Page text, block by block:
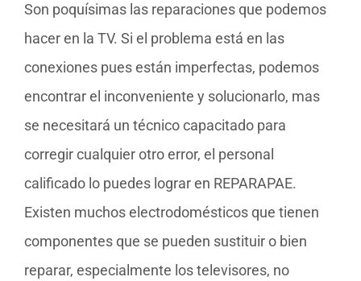
Son poquísimas las reparaciones que podemos
hacer en la TV. Si el problema está en las
conexiones pues están imperfectas, podemos
encontrar el inconveniente y solucionarlo, mas
se necesitará un técnico capacitado para
corregir cualquier otro error, el personal
calificado lo puedes lograr en REPARAPAE.
Existen muchos electrodomésticos que tienen
componentes que se pueden sustituir o bien
reparar, especialmente los televisores, no